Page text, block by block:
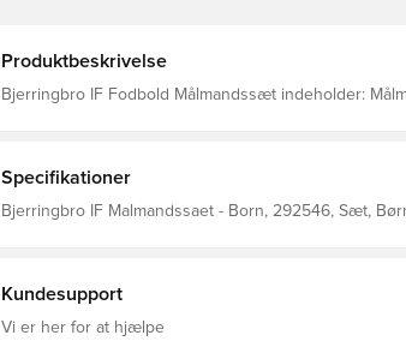
Produktbeskrivelse
Bjerringbro IF Fodbold Målmandssæt indeholder: Målmandstrøje,
Specifikationer
Bjerringbro IF Malmandssaet - Born, 292546, Sæt,
Kundesupport
Vi er her for at hjælpe